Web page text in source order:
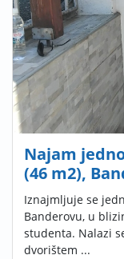
Najam
(46 m2),
Iznajmljuje se
Banderovu, u
studenta. Nalazi
dvorištem ...